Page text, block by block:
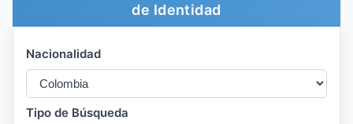
de Identidad
Nacionalidad
Tipo de Búsqueda